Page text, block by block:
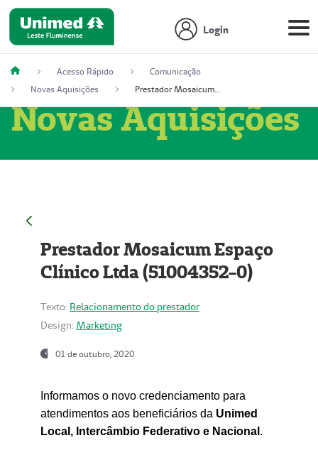
Login
Acesso Rápido
Comunicação
Novas Aquisições
Prestador Mosaicum Espaço Clínico Ltda (51004352-0)
Novas Aquisições
Prestador Mosaicum Espaço
Clínico Ltda (51004352-0)
Texto: Relacionamento do prestador
Design: Marketing
01 de outubro, 2020
Informamos o novo credenciamento para
atendimentos aos beneficiários da Unimed
Local, Intercâmbio Federativo e Nacional .